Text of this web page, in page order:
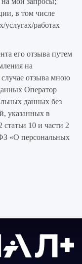
в том числе
услугах/работах
его отзыва путем
на
отзыва мною
Оператор
данных без
указанных в
статьи 10 и части 2
«О персональных